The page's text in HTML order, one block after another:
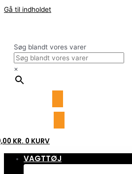
Gå til indholdet
Søg blandt vores varer
×
KR. 0 KURV
VAGTTØJ